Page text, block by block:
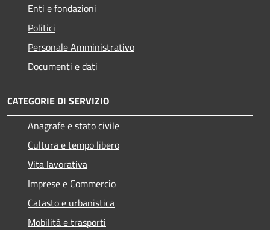
Enti e fondazioni
Politici
Personale Amministrativo
Documenti e dati
CATEGORIE DI SERVIZIO
Anagrafe e stato civile
Cultura e tempo libero
Vita lavorativa
Imprese e Commercio
Catasto e urbanistica
Mobilità e trasporti